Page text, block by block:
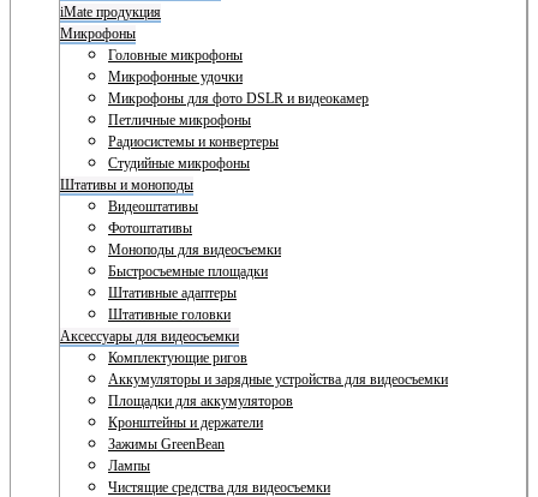
iMate продукция
Микрофоны
Головные микрофоны
Микрофонные удочки
Микрофоны для фото DSLR и видеокамер
Петличные микрофоны
Радиосистемы и конвертеры
Студийные микрофоны
Штативы и моноподы
Видеоштативы
Фотоштативы
Моноподы для видеосъемки
Быстросъемные площадки
Штативные адаптеры
Штативные головки
Аксессуары для видеосъемки
Комплектующие ригов
Аккумуляторы и зарядные устройства для видеосъемки
Площадки для аккумуляторов
Кронштейны и держатели
Зажимы GreenBean
Лампы
Чистящие средства для видеосъемки